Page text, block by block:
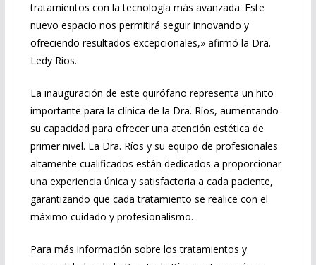
tratamientos con la tecnología más avanzada. Este
nuevo espacio nos permitirá seguir innovando y
ofreciendo resultados excepcionales,» afirmó la Dra.
Ledy Ríos.
La inauguración de este quirófano representa un hito
importante para la clínica de la Dra. Ríos, aumentando
su capacidad para ofrecer una atención estética de
primer nivel. La Dra. Ríos y su equipo de profesionales
altamente cualificados están dedicados a proporcionar
una experiencia única y satisfactoria a cada paciente,
garantizando que cada tratamiento se realice con el
máximo cuidado y profesionalismo.
Para más información sobre los tratamientos y